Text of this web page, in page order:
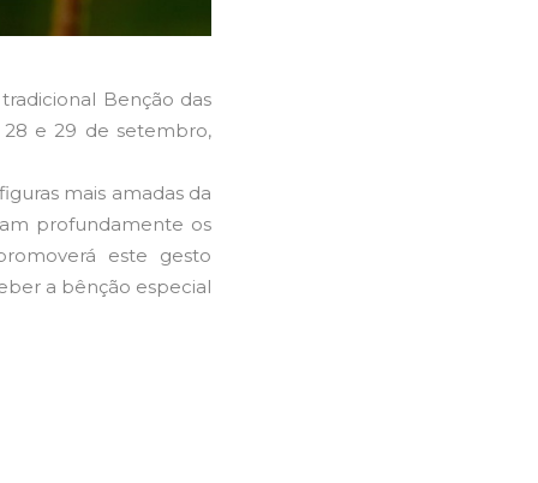
Benção das
28 e 29 de setembro,
mais amadas da
profundamente os
este gesto
a bênção especial